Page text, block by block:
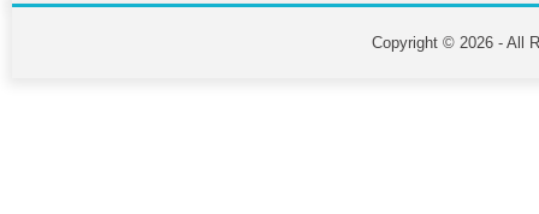
Copyright © 2026 - All